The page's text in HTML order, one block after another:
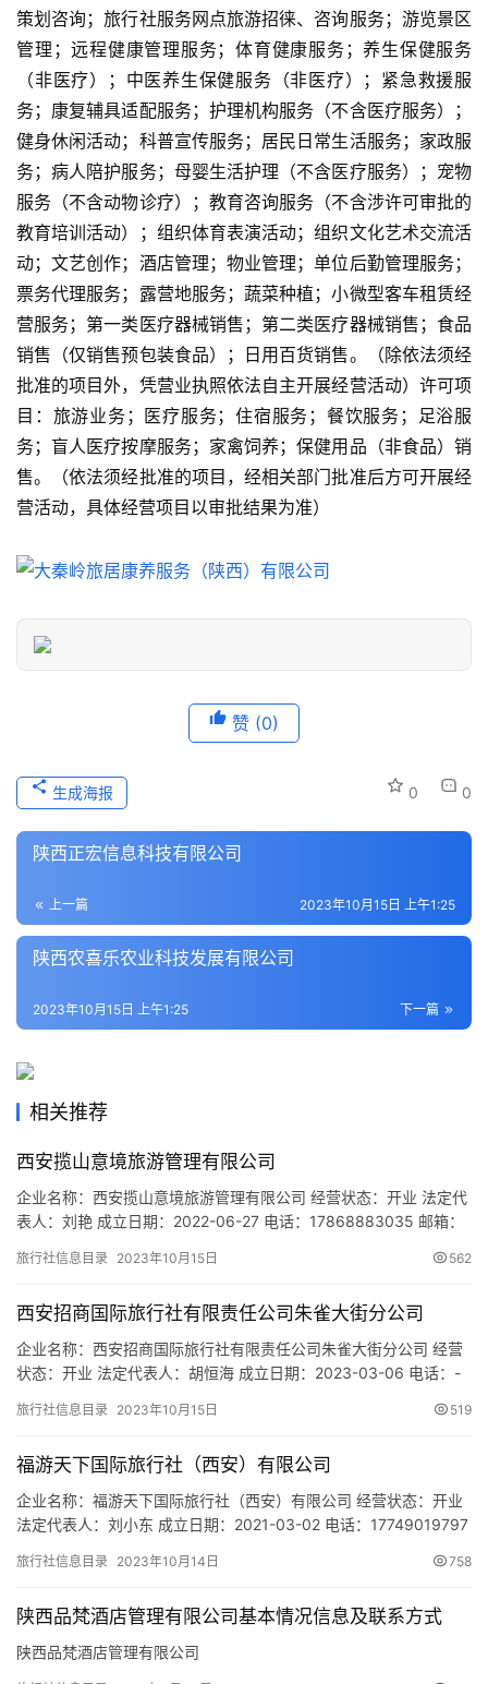
美
食
特
产
热
门
景
点
旅
游
信
息
历
史
文
游
之
家
生
活
游
城
市
登录 注册
策划咨询；旅行社服务网点旅游招徕、咨询服务；游览景区
管理；远程健康管理服务；体育健康服务；养生保健服务
（非医疗）；中医养生保健服务（非医疗）；紧急救援服
务；康复辅具适配服务；护理机构服务（不含医疗服务）；
健身休闲活动；科普宣传服务；居民日常生活服务；家政服
务；病人陪护服务；母婴生活护理（不含医疗服务）；宠物
服务（不含动物诊疗）；教育咨询服务（不含涉许可审批的
教育培训活动）；组织体育表演活动；组织文化艺术交流活
动；文艺创作；酒店管理；物业管理；单位后勤管理服务；
票务代理服务；露营地服务；蔬菜种植；小微型客车租赁经
营服务；第一类医疗器械销售；第二类医疗器械销售；食品
销售（仅销售预包装食品）；日用百货销售。（除依法须经
批准的项目外，凭营业执照依法自主开展经营活动）许可项
目：旅游业务；医疗服务；住宿服务；餐饮服务；足浴服
务；盲人医疗按摩服务；家禽饲养；保健用品（非食品）销
售。（依法须经批准的项目，经相关部门批准后方可开展经
营活动，具体经营项目以审批结果为准）
赞 (0)
0 0
生成海报
陕西正宏信息科技有限公司
上一篇 2023年10月15日 上午1:25
陕西农喜乐农业科技发展有限公司
下一篇
2023年10月15日 上午1:25
相关推荐
西安揽山意境旅游管理有限公司
企业名称：西安揽山意境旅游管理有限公司 经营状态：开业 法定代
表人：刘艳 成立日期：2022-06-27 电话：17868883035 邮箱：
91610115MAB11MTLX8 注册地址：陕西省西安市临潼区代王街道
理；旅游开发项目策划咨询；园区管…
旅行社信息目录 2023年10月15日 562
西安招商国际旅行社有限责任公司朱雀大街分公司
企业名称：西安招商国际旅行社有限责任公司朱雀大街分公司 经营
状态：开业 法定代表人：胡恒海 成立日期：2023-03-06 电话：-
陕西省西安市碑林区环城南路33号旺园大厦B座401 网址：- 经营范
后方可开展经营活动，具…
旅行社信息目录 2023年10月15日 519
福游天下国际旅行社（西安）有限公司
企业名称：福游天下国际旅行社（西安）有限公司 经营状态：开业
法定代表人：刘小东 成立日期：2021-03-02 电话：17749019797
陕西省西安市未央区未央路74号宝龙国际13层1303室 网址：- 经营
艺术交流活动…
旅行社信息目录 2023年10月14日 758
陕西品梵酒店管理有限公司基本情况信息及联系方式
陕西品梵酒店管理有限公司